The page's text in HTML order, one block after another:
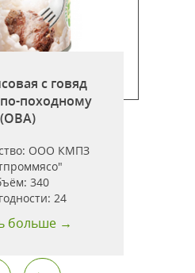
с говяд
походному
(ОВА)
ООО КМПЗ
340
24
больше →